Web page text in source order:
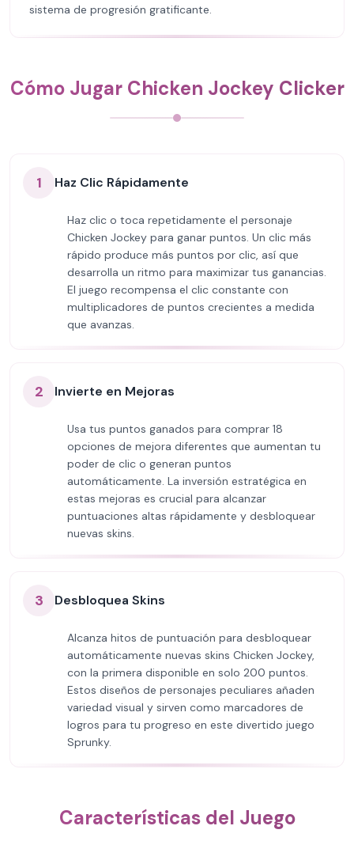
sistema de progresión gratificante.
Cómo Jugar Chicken Jockey Clicker
1 Haz Clic Rápidamente
Haz clic o toca repetidamente el personaje
Chicken Jockey para ganar puntos. Un clic más
rápido produce más puntos por clic, así que
desarrolla un ritmo para maximizar tus ganancias.
El juego recompensa el clic constante con
multiplicadores de puntos crecientes a medida
que avanzas.
2 Invierte en Mejoras
Usa tus puntos ganados para comprar 18
opciones de mejora diferentes que aumentan tu
poder de clic o generan puntos
automáticamente. La inversión estratégica en
estas mejoras es crucial para alcanzar
puntuaciones altas rápidamente y desbloquear
nuevas skins.
3 Desbloquea Skins
Alcanza hitos de puntuación para desbloquear
automáticamente nuevas skins Chicken Jockey,
con la primera disponible en solo 200 puntos.
Estos diseños de personajes peculiares añaden
variedad visual y sirven como marcadores de
logros para tu progreso en este divertido juego
Sprunky.
Características del Juego